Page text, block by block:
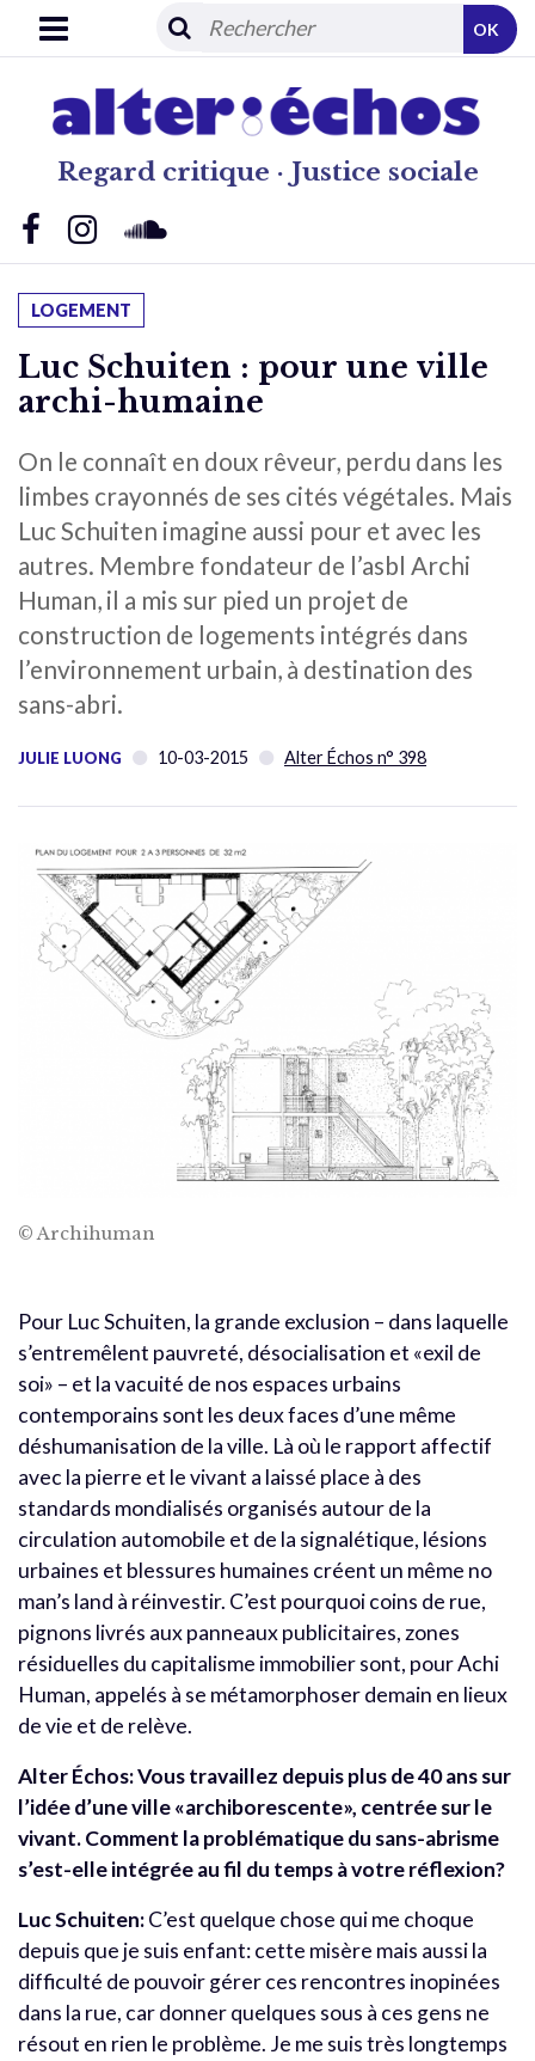
Regard critique · Justice sociale
OK
LOGEMENT
Luc Schuiten : pour une ville
archi-humaine
On le connaît en doux rêveur, perdu dans les
limbes crayonnés de ses cités végétales. Mais
Luc Schuiten imagine aussi pour et avec les
autres. Membre fondateur de l’asbl Archi
Human, il a mis sur pied un projet de
construction de logements intégrés dans
l’environnement urbain, à destination des
sans-abri.
JULIE LUONG 10-03-2015 Alter Échos n° 398
© Archihuman
Pour Luc Schuiten, la grande exclusion – dans laquelle
s’entremêlent pauvreté, désocialisation et «exil de
soi» – et la vacuité de nos espaces urbains
contemporains sont les deux faces d’une même
déshumanisation de la ville. Là où le rapport affectif
avec la pierre et le vivant a laissé place à des
standards mondialisés organisés autour de la
circulation automobile et de la signalétique, lésions
urbaines et blessures humaines créent un même no
man’s land à réinvestir. C’est pourquoi coins de rue,
pignons livrés aux panneaux publicitaires, zones
résiduelles du capitalisme immobilier sont, pour Achi
Human, appelés à se métamorphoser demain en lieux
de vie et de relève.
Alter Échos: Vous travaillez depuis plus de 40 ans sur
l’idée d’une ville «archiborescente», centrée sur le
vivant. Comment la problématique du sans-abrisme
s’est-elle intégrée au fil du temps à votre réflexion?
Luc Schuiten:C’est quelque chose qui me choque
depuis que je suis enfant: cette misère mais aussi la
difficulté de pouvoir gérer ces rencontres inopinées
dans la rue, car donner quelques sous à ces gens ne
résout en rien le problème. Je me suis très longtemps